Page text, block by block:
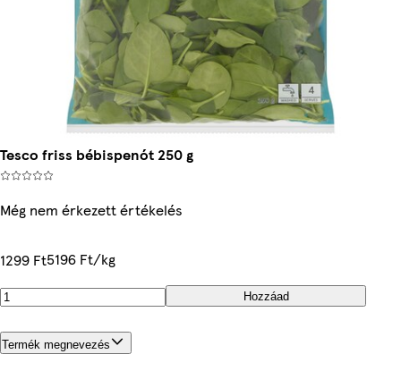
Tesco friss bébispenót 250 g
Még nem érkezett értékelés
1299 Ft5196 Ft/kg
Hozzáad
Termék megnevezés